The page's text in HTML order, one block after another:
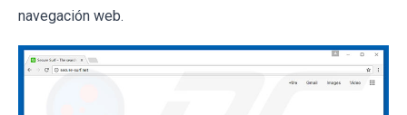
navegación web.